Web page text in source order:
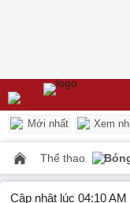
Mới nhất Xem
Thể thao
Cập nhật lúc 04:10